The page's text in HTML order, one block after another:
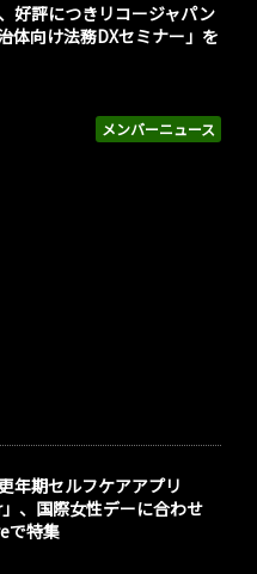
メンバーニュース
好評につきリコージャパン
体向け法務DXセミナー」を
年期セルフケアアプリ
」、国際女性デーに合わせ
で特集